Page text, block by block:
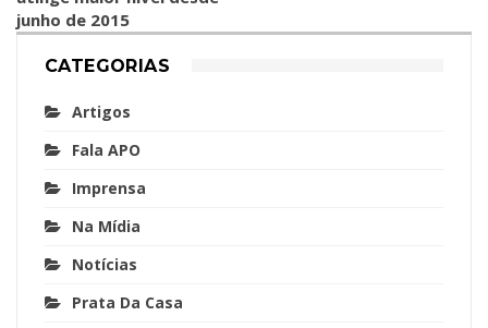
junho de 2015
CATEGORIAS
Artigos
Fala APO
Imprensa
Na Mídia
Notícias
Prata Da Casa